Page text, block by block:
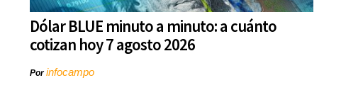
Dólar BLUE minuto a minuto: a cuánto
cotizan hoy 7 agosto 2026
Porinfocampo